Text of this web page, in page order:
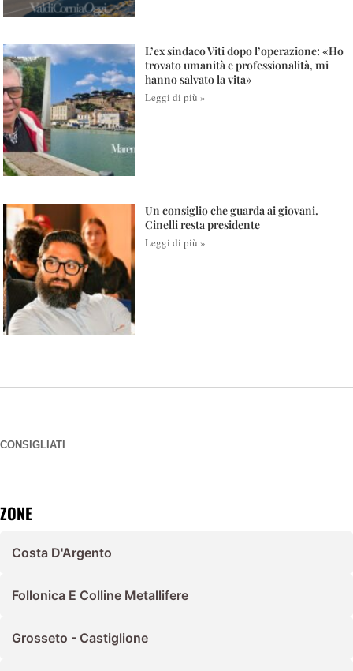
L’ex sindaco Viti dopo l’operazione: «Ho
trovato umanità e professionalità, mi
hanno salvato la vita»
Leggi di più »
Un consiglio che guarda ai giovani.
Cinelli resta presidente
Leggi di più »
CONSIGLIATI
ZONE
Costa D'Argento
Follonica E Colline Metallifere
Grosseto - Castiglione